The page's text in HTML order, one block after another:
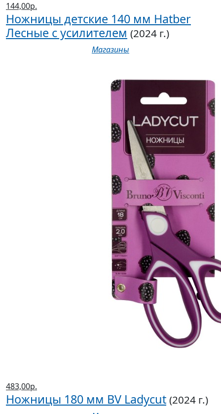
144,00р.
Ножницы детские 140 мм Hatber
Лесные с усилителем (2024 г.)
Магазины
483,00р.
Ножницы 180 мм BV Ladycut (2024 г.)